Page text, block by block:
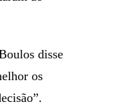
disse
os